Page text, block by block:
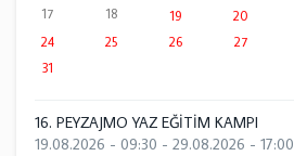
17
18 19 20
24
25 26 27
31
16. PEYZAJMO YAZ EĞİTİM KAMPI
19.08.2026 - 09:30 - 29.08.2026 - 17:00